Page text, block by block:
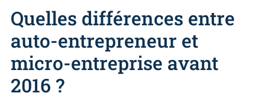
Quelles différences entre
auto-entrepreneur et
micro-entreprise avant
2016 ?